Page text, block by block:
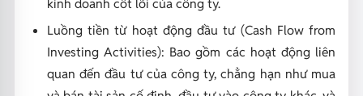
Luồng tiền từ hoạt động đầu tư (Cash Flow from
Investing Activities): Bao gồm các hoạt động liên
quan đến đầu tư của công ty, chẳng hạn như mua